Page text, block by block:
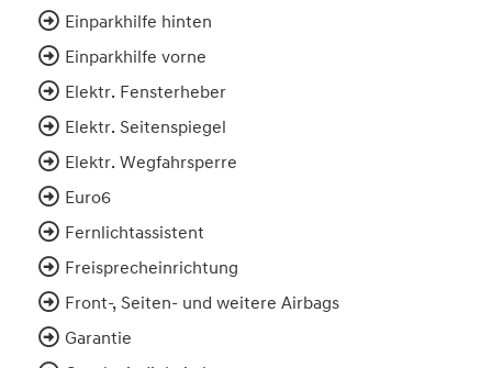
Einparkhilfe hinten
Einparkhilfe vorne
Elektr. Fensterheber
Elektr. Seitenspiegel
Elektr. Wegfahrsperre
Euro6
Fernlichtassistent
Freisprecheinrichtung
Front-, Seiten- und weitere Airbags
Garantie